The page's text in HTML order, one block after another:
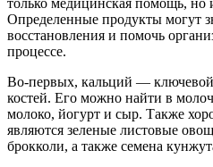
Определенные продукты могут
восстановления и помочь
процессе.
Во-первых, кальций —
костей. Его можно найти в
молоко, йогурт и сыр. Также
являются зеленые листовые
брокколи, а также семена